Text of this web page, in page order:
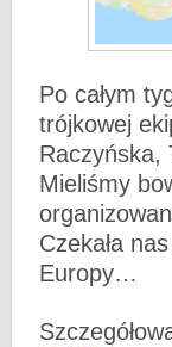
Po całym
trójkowej
Raczyńska,
Mieliśmy
Czekała
Europy…